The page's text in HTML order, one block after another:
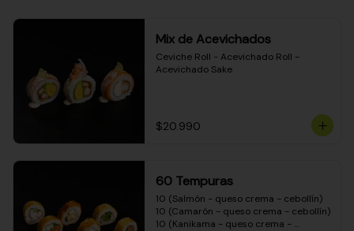
Mix de Acevichados
Ceviche Roll - Acevichado Roll -
Acevichado Sake
$20.990
60 Tempuras
10 (Salmón - queso crema - cebollín)
10 (Camarón - queso crema - cebollín)
10 (Kanikama - queso crema -